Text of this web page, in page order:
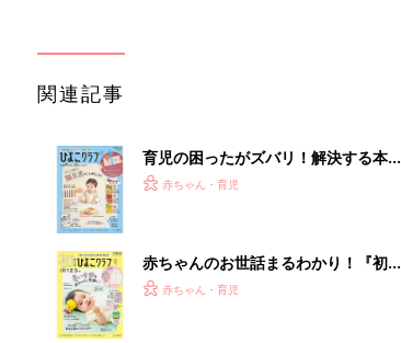
関連記事
育児の困ったがズバリ！解決する本
『ひよこクラブ 秋号』 4カ月～2才
赤ちゃん・育児
赤ちゃんのお世話まるわかり！『初め
てのひよこクラブ 夏号』〈巻頭大特
赤ちゃん・育児